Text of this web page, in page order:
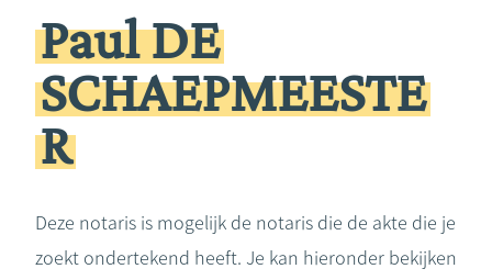
Erven & schenken
Ondernemen
Over de notaris
Rekenmodules
Paul DE
SCHAEPMEESTE
R
Deze notaris is mogelijk de notaris die de akte die je
zoekt ondertekend heeft. Je kan hieronder bekijken